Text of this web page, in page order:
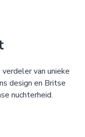
van unieke
design en Britse
nuchterheid.